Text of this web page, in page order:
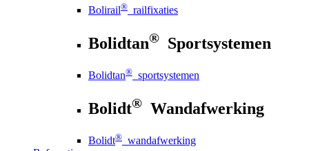
Bolirail® railfixaties
Bolidtan® Sportsystemen
Bolidtan® sportsystemen
Bolidt® Wandafwerking
Bolidt® wandafwerking